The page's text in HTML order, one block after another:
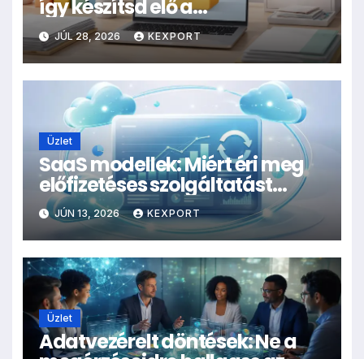
így készítsd elő a
dokumentumokat
archiválásra
JÚL 28, 2026 KEXPORT
Üzlet
SaaS modellek: Miért éri meg
előfizetéses szolgáltatást
indítani?
JÚN 13, 2026 KEXPORT
Üzlet
Adatvezérelt döntések: Ne a